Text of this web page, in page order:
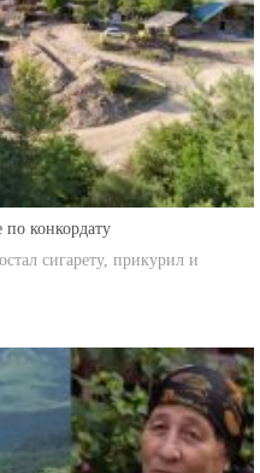
конкордату
сигарету, прикурил и